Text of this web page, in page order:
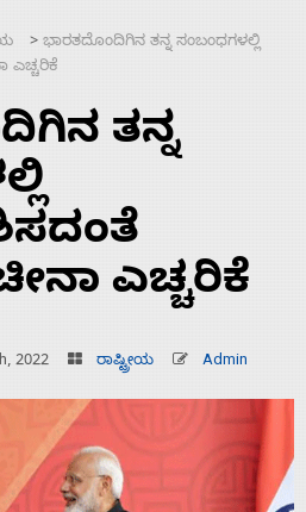
> ಭಾರತದೊಂದಿಗಿನ ತನ್ನ ಸಂಬಂಧಗಳಲ್ಲಿ
ಎಚ್ಚರಿಕೆ
ತನ್ನ
ಎಚ್ಚರಿಕೆ
2022 ರಾಷ್ಟ್ರೀಯ Admin